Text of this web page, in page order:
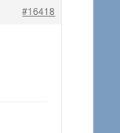
#16418